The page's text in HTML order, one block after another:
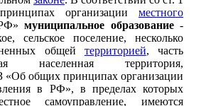
организации местного
муниципальное образование-
сельское поселение, несколько
общей территорией, часть
населенная территория,
«Об общих принципах организации
в РФ», в пределах которых
самоуправление, имеются